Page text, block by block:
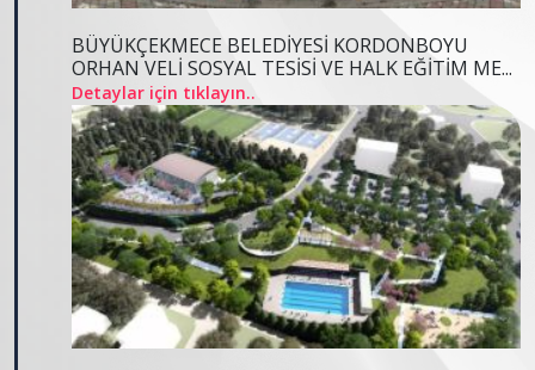
BÜYÜKÇEKMECE BELEDİYESİ KORDONBOYU
ORHAN VELİ SOSYAL TESİSİ VE HALK EĞİTİM ME...
Detaylar için tıklayın..